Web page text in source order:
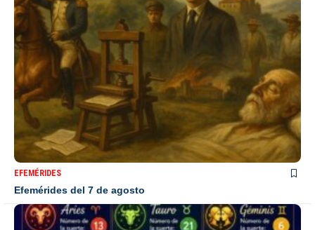
EFEMÉRIDES
Efemérides del 7 de agosto